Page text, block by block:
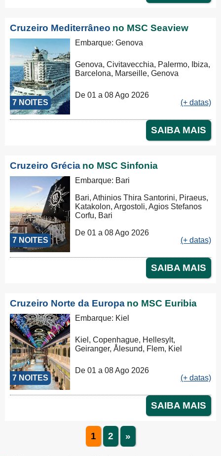
Cruzeiro Mediterrâneo no MSC Seaview
7 NOITES
Embarque: Genova
Genova, Civitavecchia, Palermo, Ibiza,
Barcelona, Marseille, Genova
De 01 a 08 Ago 2026
(+ datas)
SAIBA MAIS
Cruzeiro Grécia no MSC Sinfonia
7 NOITES
Embarque: Bari
Bari, Athinios Thira Santorini, Piraeus,
Katakolon, Argostoli, Agios Stefanos
Corfu, Bari
De 01 a 08 Ago 2026
(+ datas)
SAIBA MAIS
Cruzeiro Norte da Europa no MSC Euribia
7 NOITES
Embarque: Kiel
Kiel, Copenhague, Hellesylt,
Geiranger, Ålesund, Flem, Kiel
De 01 a 08 Ago 2026
(+ datas)
SAIBA MAIS
1 2 »